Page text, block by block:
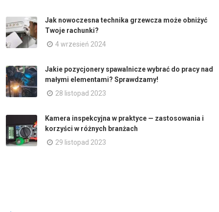
Jak nowoczesna technika grzewcza może obniżyć
Twoje rachunki?
4 wrzesień 2024
Jakie pozycjonery spawalnicze wybrać do pracy nad
małymi elementami? Sprawdzamy!
28 listopad 2023
Kamera inspekcyjna w praktyce — zastosowania i
korzyści w różnych branżach
29 listopad 2023